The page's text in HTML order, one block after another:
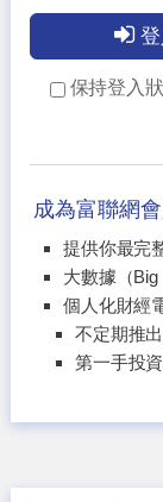
登
保持登入
成為富聯網
提供你最完
大數據（
個人化財經
不定期推
第一手投